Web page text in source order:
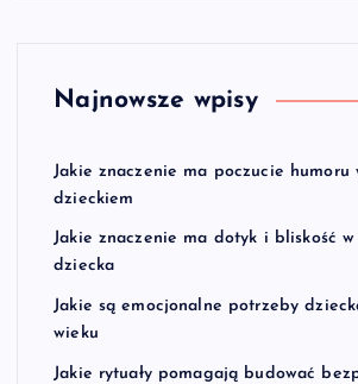
Najnowsze wpisy
Jakie znaczenie ma poczucie humoru
dzieckiem
Jakie znaczenie ma dotyk i bliskość w
dziecka
Jakie są emocjonalne potrzeby
wieku
Jakie rytuały pomagają budować